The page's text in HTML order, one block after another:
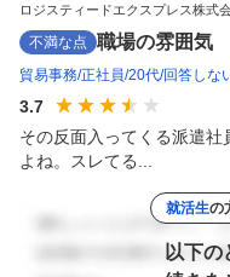
ロジスティードエクスプレス株式
不満な点 職場の雰囲気
貿易事務 正社員 20代 回答しな
3.7
その反面入ってくる派遣
よね。スレてる...
就活生の
以下の